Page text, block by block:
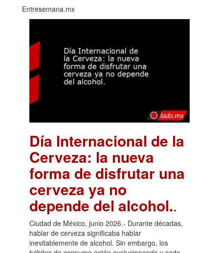
Entresemana.mx
Día Internacional de la
Cerveza: la nueva
forma de disfrutar una
cerveza ya no
depende del alcohol..
Ciudad de México, junio 2026.- Durante décadas,
hablar de cerveza significaba hablar
inevitablemente de alcohol. Sin embargo, los